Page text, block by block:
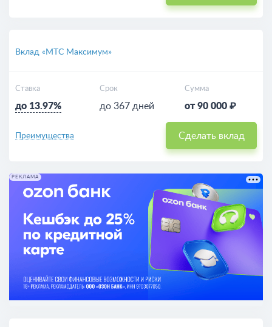
Вклад «МТС Максимум»
Ставка
до 13.97%
Срок
до 367 дней
Сумма
от 90 000 ₽
Преимущества Сделать вклад
РЕКЛАМА